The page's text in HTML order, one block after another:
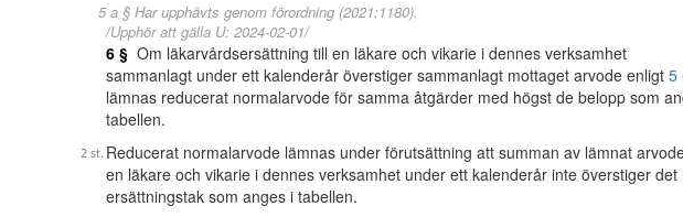
5 a § Har upphävts genom förordning (2021:1180).
/Upphör att gälla U: 2024-02-01/
6 § Om läkarvårdsersättning till en läkare och vikarie i dennes verksamhet
sammanlagt under ett kalenderår överstiger sammanlagt mottaget arvode enligt 5
lämnas reducerat normalarvode för samma åtgärder med högst de belopp som
tabellen.
Reducerat normalarvode lämnas under förutsättning att summan av lämnat
en läkare och vikarie i dennes verksamhet under ett kalenderår inte överstiger det
ersättningstak som anges i tabellen.